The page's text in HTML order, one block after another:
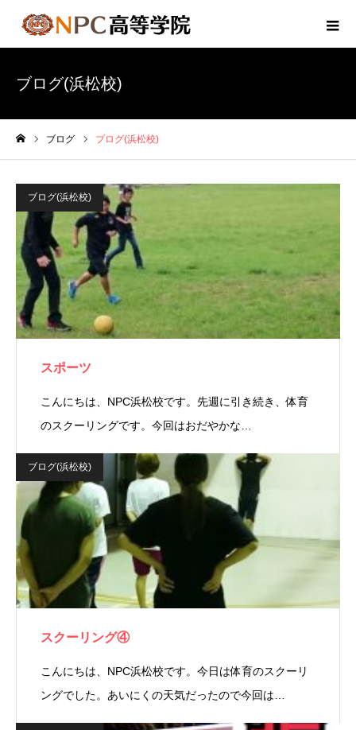
ブログ(浜松校)
ブログ ブログ(浜松校)
ブログ(浜松校)
スポーツ
こんにちは、NPC浜松校です。先週に引き続き、体育
のスクーリングです。今回はおだやかな…
ブログ(浜松校)
スクーリング④
こんにちは、NPC浜松校です。今日は体育のスクーリ
ングでした。あいにくの天気だったので今回は…